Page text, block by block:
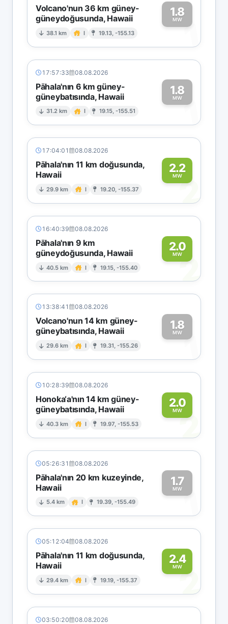
Volcano'nun 36 km güney-
güneydoğusunda, Hawaii
38.1 km I 19.13, -155.13
1.8
MW1
17:57:33 08.08.2026
Pāhala'nın 6 km güney-
güneybatısında, Hawaii
31.2 km I 19.15, -155.51
1.8
MW1
17:04:01 08.08.2026
Pāhala'nın 11 km doğusunda,
Hawaii
29.9 km I 19.20, -155.37
2.2
MW
2
16:40:39 08.08.2026
Pāhala'nın 9 km
güneydoğusunda, Hawaii
40.5 km I 19.15, -155.40
2.0
MW2
13:38:41 08.08.2026
Volcano'nun 14 km güney-
güneybatısında, Hawaii
29.6 km I 19.31, -155.26
1.8
MW1
10:28:39 08.08.2026
Honoka‘a'nın 14 km güney-
güneybatısında, Hawaii
40.3 km I 19.97, -155.53
2.0
MW2
05:26:31 08.08.2026
Pāhala'nın 20 km kuzeyinde,
Hawaii
5.4 km I 19.39, -155.49
1.7
MW1
05:12:04 08.08.2026
Pāhala'nın 11 km doğusunda,
Hawaii
29.4 km I 19.19, -155.37
2.4
MW
2
03:50:20 08.08.2026